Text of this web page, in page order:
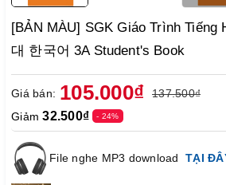
[BẢN MÀU] SGK Giáo Trình Tiếng
대 한국어 3A Student's Book
Giá bán: 105.000₫
137.500₫
Giảm32.500₫ - 24%
File nghe MP3 download TẠI